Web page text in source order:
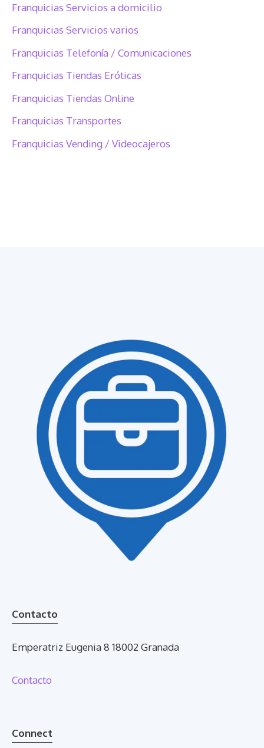
Franquicias Servicios a domicilio
Franquicias Servicios varios
Franquicias Telefonía / Comunicaciones
Franquicias Tiendas Eróticas
Franquicias Tiendas Online
Franquicias Transportes
Franquicias Vending / Videocajeros
Contacto
Emperatriz Eugenia 8 18002 Granada
Contacto
Connect